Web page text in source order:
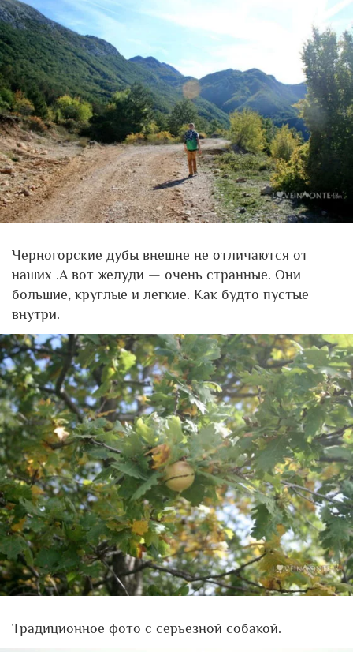
Черногорские дубы внешне не отличаются от
наших .А вот желуди — очень странные. Они
большие, круглые и легкие. Как будто пустые
внутри.
Традиционное фото с серьезной собакой.